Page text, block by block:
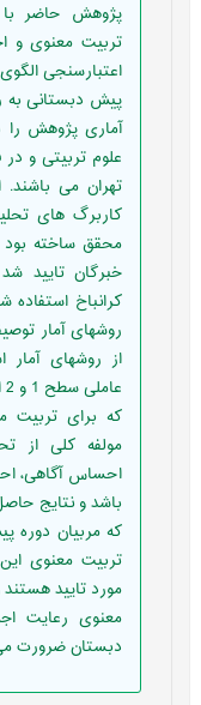
پژوهش حاضر
تربیت معنوی و
اعتبارسنجی الگوی
پیش دبستانی به
آماری پژوهش را
علوم تربیتی و
تهران می باشند.
کاربرگ های
محقق ساخته
خبرگان تایید
کرانباخ
روشهای آمار
از روشهای آمار
که برای تربیت
مولفه کلی از
احساس آگاهی،
باشد و نتایج
که مربیان دوره
تربیت معنوی
مورد تایید
معنوی رعایت
دبستان ضرورت می